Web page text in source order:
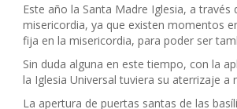
Este año la Santa Madre Iglesia, a
misericordia, ya que existen momentos
fija en la misericordia, para poder ser
Sin duda alguna en este tiempo, con la
la Iglesia Universal tuviera su aterrizaje a
La apertura de puertas santas de las